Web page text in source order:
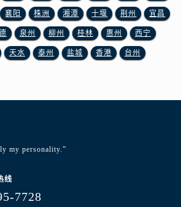
福建省三明市三元区东乾二路浪琴售后服务中心（需提前预约）
福建省漳州市龙文区步港路浪琴售后服务中心（需提前预约）
江苏省常州市新北区龙锦路1590号现代传媒中心5号楼10层1008室浪琴售后服务中心（需提前预约）
襄阳 株洲 湘潭 十堰 荆州 宜昌
泉州 柳州 桂林 惠州 西宁
天水 泰州 盐城 香港 台州
my personality.”
线
7728